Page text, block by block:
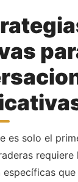
es solo el
requiere